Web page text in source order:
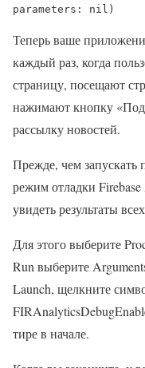
parameters: nil )
Теперь ваше
каждый раз, когда
страницу, посещают
нажимают кнопку
рассылку новостей.
Прежде, чем
режим отладки
увидеть результаты
Для этого выберите
Run выберите
Launch, щелкните
тире в начале.